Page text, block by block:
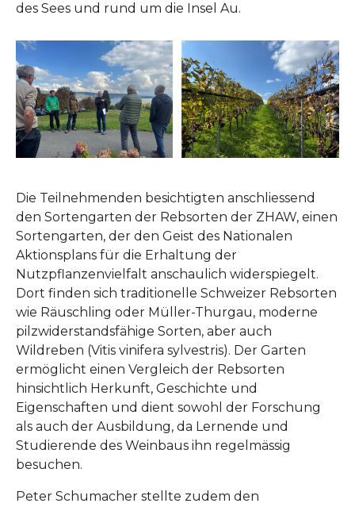
des Sees und rund um die Insel Au.
Show larger version
Die Teilnehmenden besichtigten anschliessend
den Sortengarten der Rebsorten der ZHAW, einen
Sortengarten, der den Geist des Nationalen
Aktionsplans für die Erhaltung der
Nutzpflanzenvielfalt anschaulich widerspiegelt.
Dort finden sich traditionelle Schweizer Rebsorten
wie Räuschling oder Müller-Thurgau, moderne
pilzwiderstandsfähige Sorten, aber auch
Wildreben (Vitis vinifera sylvestris). Der Garten
ermöglicht einen Vergleich der Rebsorten
hinsichtlich Herkunft, Geschichte und
Eigenschaften und dient sowohl der Forschung
als auch der Ausbildung, da Lernende und
Studierende des Weinbaus ihn regelmässig
besuchen.
Peter Schumacher stellte zudem den